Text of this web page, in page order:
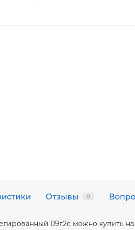
Отзывы 0
09г2с можно купить